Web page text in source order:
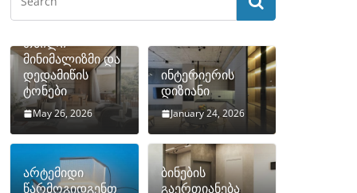
თბილი
მინიმალიზმი და
დედამიწის
ტონები
May 26, 2026
ინტერიერის
დიზიანი
January 24, 2026
არტემიდი
წარმოგიდგენთ
ბინების
გაერთიანება